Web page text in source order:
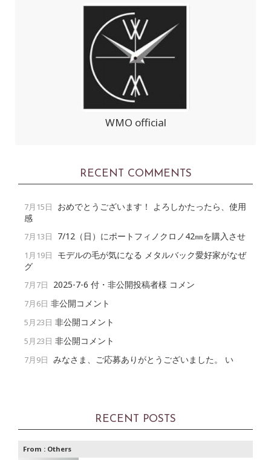
WMO official
RECENT COMMENTS
7月15日
おめでとうございます！ よろしかたったら、使用
感
7月13日 7/12（日）にポートフィノクロノ42㎜を購入させ
1月19日
モデルの毛が気になる メタルバック愛好家がなぜ
グ
7月7日 2025-7-6 付・非公開投稿者様 コメン
7月6日 非公開コメント
5月23日 非公開コメント
5月23日 非公開コメント
7月9日 みなさま、ご応募ありがとうございました。 い
RECENT POSTS
From : Others